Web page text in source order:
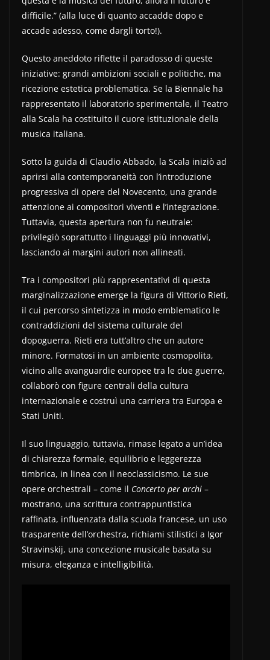
difficile.” (alla luce di quanto accadde dopo e
accade adesso, come dargli torto!).
Questo aneddoto riflette il paradosso di queste
iniziative: grandi ambizioni sociali e politiche, ma
ricezione estetica problematica. Se la Biennale ha
rappresentato il laboratorio sperimentale, il Teatro
alla Scala ha costituito il cuore istituzionale della
musica italiana.
Sotto la guida di Claudio Abbado, la Scala iniziò ad
aprirsi alla contemporaneità con l’introduzione
progressiva di opere del Novecento, una grande
attenzione ai compositori viventi e l’integrazione.
Tuttavia, questa apertura non fu neutrale:
privilegiò soprattutto i linguaggi più innovativi,
lasciando ai margini autori non allineati.
Tra i compositori più rappresentativi di questa
marginalizzazione emerge la figura di Vittorio Rieti,
il cui percorso sintetizza in modo emblematico le
contraddizioni del sistema culturale del
dopoguerra. Rieti era tutt’altro che un autore
minore. Formatosi in un ambiente cosmopolita,
vicino alle avanguardie europee tra le due guerre,
collaborò con figure centrali della cultura
internazionale e costruì una carriera tra Europa e
Stati Uniti.
Il suo linguaggio, tuttavia, rimase legato a un’idea
di chiarezza formale, equilibrio e leggerezza
timbrica, in linea con il neoclassicismo. Le sue
opere orchestrali – come il Concerto per archi –
mostrano, una scrittura contrappuntistica
raffinata, influenzata dalla scuola francese, un uso
trasparente dell’orchestra, richiami stilistici a Igor
Stravinskij, una concezione musicale basata su
misura, eleganza e intelligibilità.